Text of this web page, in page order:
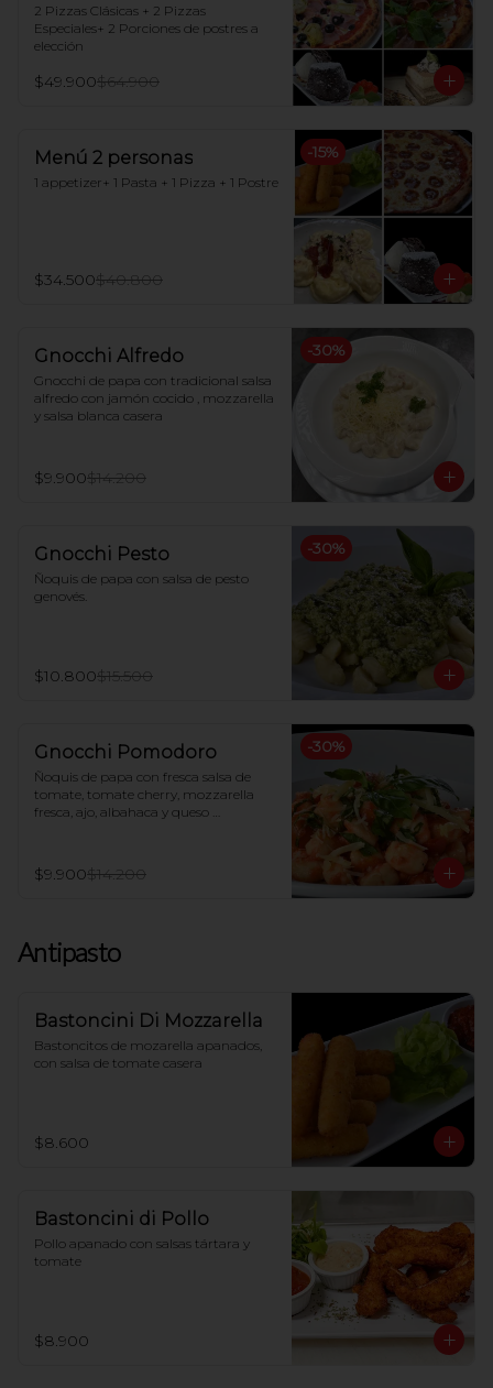
2 Pizzas Clásicas + 2 Pizzas
Especiales+ 2 Porciones de postres a
elección
$49.900$64.900
-15%
Menú 2 personas
1 appetizer+ 1 Pasta + 1 Pizza + 1 Postre
$34.500$40.800
-30%
Gnocchi Alfredo
Gnocchi de papa con tradicional salsa
alfredo con jamón cocido , mozzarella
y salsa blanca casera
$9.900$14.200
-30%
Gnocchi Pesto
Ñoquis de papa con salsa de pesto
genovés.
$10.800$15.500
-30%
Gnocchi Pomodoro
Ñoquis de papa con fresca salsa de
tomate, tomate cherry, mozzarella
fresca, ajo, albahaca y queso
$9.900$14.200
Antipasto
Bastoncini Di Mozzarella
Bastoncitos de mozarella apanados,
con salsa de tomate casera
$8.600
Bastoncini di Pollo
Pollo apanado con salsas tártara y
tomate
$8.900